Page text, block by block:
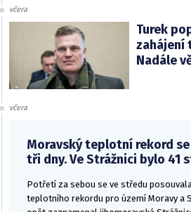
včera
Turek
zahájení
Nadále
včera
Moravský teplotní rekord
tři dny. Ve Strážnici bylo 41
Potřetí za sebou se ve středu
teplotního rekordu pro území Moravy a